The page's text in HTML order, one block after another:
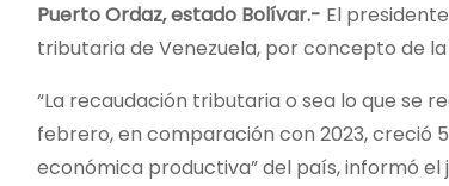
Puerto Ordaz, estado Bolívar.- El
tributaria de Venezuela, por concepto de
“La recaudación tributaria o sea lo que se
febrero, en comparación con 2023, creció
económica productiva” del país, informó el